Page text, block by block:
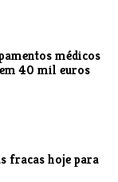
médicos
40 mil euros
fracas hoje para